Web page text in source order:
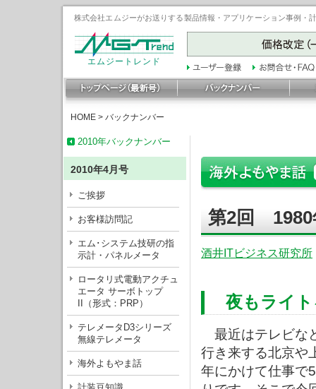
株式会社エムジーがお送りする製品情報・アプリケーション事例
エムジートレンド
HOME > バックナンバー
2010年バックナンバー
2010年4月号
ご挨拶
お客様訪問記
エム･システム技研の指
示計・パネルメータ
ロータリ式電動アクチュ
エータ サーボトップ
II（形式：PRP）
テレメータD3シリーズ
無線テレメータ
海外よもやま話
第2回 1980
酒井ITビジネス研究所
夜もライト
最近はテレビな
行き来する北京や
年にかけて仕事で